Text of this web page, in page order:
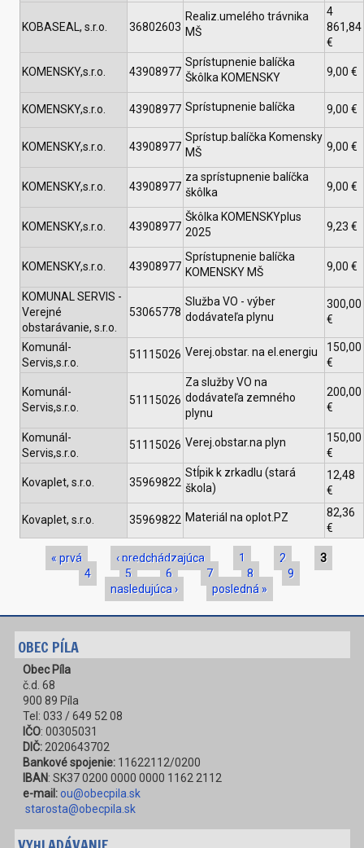
KOBASEAL, s.r.o. 36802603
Realiz.umelého trávnika
MŠ
4
861,84
€
KOMENSKY,s.r.o. 43908977
Sprístupnenie balíčka
Škôlka KOMENSKY
9,00 €
KOMENSKY,s.r.o. 43908977 Sprístupnenie balíčka 9,00 €
KOMENSKY,s.r.o. 43908977
Sprístup.balíčka Komensky
MŠ
9,00 €
KOMENSKY,s.r.o. 43908977
za sprístupnenie balíčka
škôlka
9,00 €
KOMENSKY,s.r.o. 43908977
Škôlka KOMENSKYplus
2025
9,23 €
KOMENSKY,s.r.o. 43908977
Sprístupnenie balíčka
KOMENSKY MŠ
9,00 €
KOMUNAL SERVIS -
Verejné
obstarávanie, s.r.o.
53065778
Služba VO - výber
dodávateľa plynu
300,00
€
Komunál-
Servis,s.r.o.
51115026 Verej.obstar. na el.energiu
150,00
€
Komunál-
Servis,s.r.o.
51115026
Za služby VO na
dodávateľa zemného
plynu
200,00
€
Komunál-
Servis,s.r.o.
51115026 Verej.obstar.na plyn
150,00
€
Kovaplet, s.r.o. 35969822
Stĺpik k zrkadlu (stará
škola)
12,48
€
Kovaplet, s.r.o. 35969822 Materiál na oplot.PZ
82,36
€
Stránky
« prvá ‹ predchádzajúca 1 2
3
4
5 6 7 8
9
nasledujúca ›
posledná »
OBEC PÍLA
Obec Píla
č.d. 68
900 89 Píla
Tel: 033 / 649 52 08
IČO: 00305031
DIČ:2020643702
Bankové spojenie:11622112/0200
IBAN: SK37 0200 0000 0000 1162 2112
e-mail:ou@obecpila.sk
starosta@obecpila.sk